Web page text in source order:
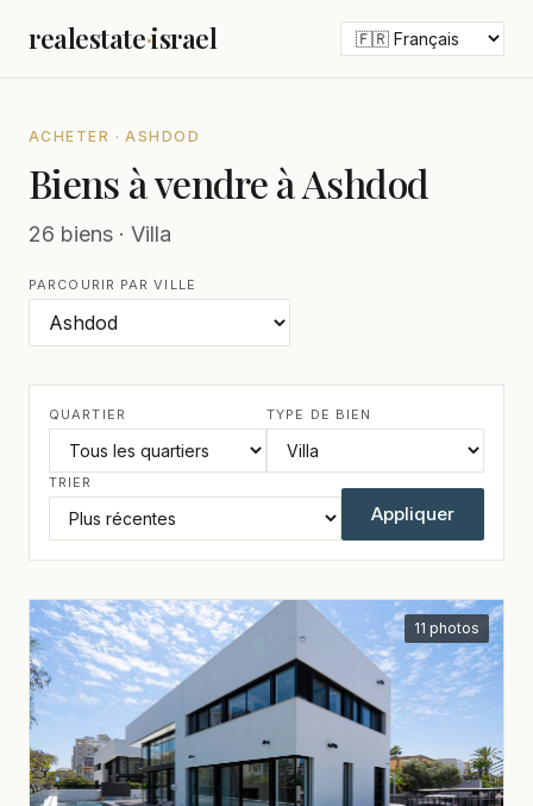
realestate·israel
ACHETER · ASHDOD
Biens à vendre à Ashdod
26 biens · Villa
PARCOURIR PAR VILLE
QUARTIER TYPE DE BIEN
TRIER
Appliquer
11 photos